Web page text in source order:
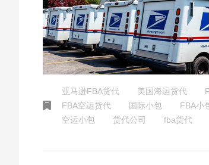
亚马逊FBA货代 美国海运货代
FBA空运货代
国际小包 FBA小
空运小包
货代公司 fba货代